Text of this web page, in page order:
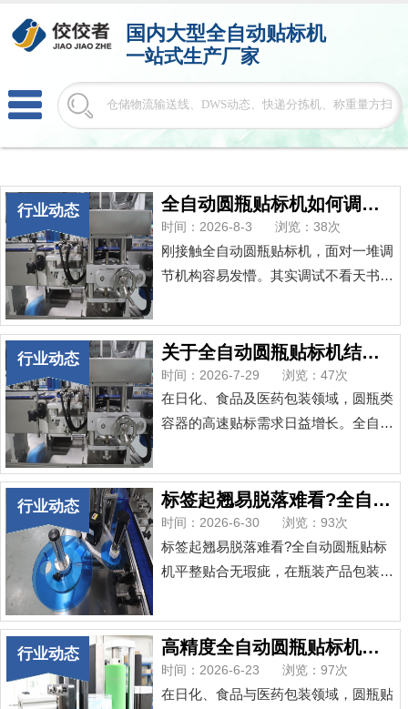
国内大型全自动贴标机
一站式生产厂家
行业动态 全自动圆瓶贴标机如何调试?新手调试步骤干货分享
时间：2026-8-3 浏览：38次
刚接触全自动圆瓶贴标机，面对一堆调
节机构容易发懵。其实调试不看天书，
程，新手跟着做，两遍就能独立上手。
第1步：上机前先做“冷清洁”断电状态
下，用手转动机器各活动部件。重点擦
剥离板边缘和送标滚筒，残留胶渣是标
签翘角的第一元凶。用棉布蘸工业酒精
步：瓶子“过道”要留...
行业动态 关于全自动圆瓶贴标机结构与工作原理
时间：2026-7-29 浏览：47次
在日化、食品及医药包装领域，圆瓶类
容器的高速贴标需求日益增长。全自动
其稳定的机械结构与精准的控制逻辑，
是实现高效自动化作业的基础。了解其
核心构成与运行原理，有助于操作人员
更好地掌握设备使用要领。一、全自动
圆瓶贴标设备的基本结构组成全自动圆
成：1.供标机构：用于...
行业动态 标签起翘易脱落难看?全自动圆瓶贴标机平整贴合无瑕疵
时间：2026-6-30 浏览：93次
标签起翘易脱落难看?全自动圆瓶贴标
机平整贴合无瑕疵，在瓶装产品包装环
管理者头疼的问题。标签贴不牢，不仅
影响产品外观，还容易让消费者对品质
产生疑虑。尤其是圆瓶类产品，由于瓶
身有弧度，手工贴标或半自动设备往往
行业动态 高精度全自动圆瓶贴标机的核心技术原来在这里
时间：2026-6-23 浏览：97次
在日化、食品与医药包装领域，圆瓶贴